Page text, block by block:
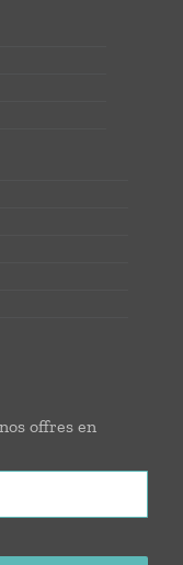
offres en